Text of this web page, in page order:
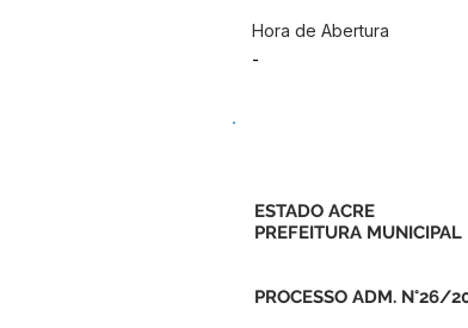
Hora de Abertura
-
ESTADO ACRE
PREFEITURA
PROCESSO ADM. N°26/